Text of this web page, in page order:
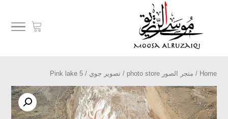
Home
/ متجر الصور photo store / تصوير جوي / Pink lake 5